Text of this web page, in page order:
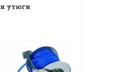
и утюги